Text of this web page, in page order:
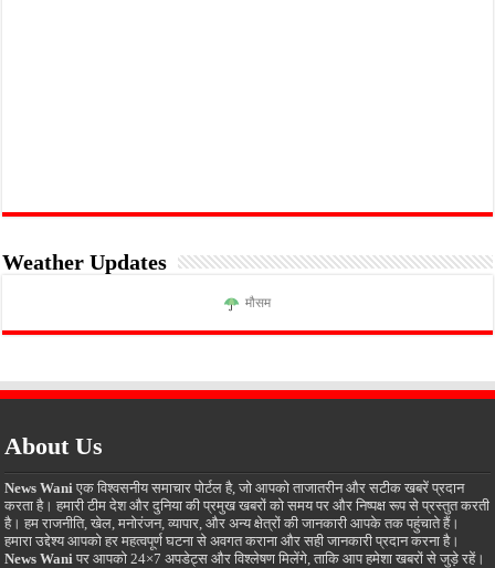
Weather Updates
मौसम
About Us
News Wani एक विश्वसनीय समाचार पोर्टल है, जो आपको ताजातरीन और सटीक खबरें प्रदान
करता है। हमारी टीम देश और दुनिया की प्रमुख खबरों को समय पर और निष्पक्ष रूप से प्रस्तुत करती
है। हम राजनीति, खेल, मनोरंजन, व्यापार, और अन्य क्षेत्रों की जानकारी आपके तक पहुंचाते हैं।
हमारा उद्देश्य आपको हर महत्वपूर्ण घटना से अवगत कराना और सही जानकारी प्रदान करना है।
News Wani पर आपको 24×7 अपडेट्स और विश्लेषण मिलेंगे, ताकि आप हमेशा खबरों से जुड़े रहें।